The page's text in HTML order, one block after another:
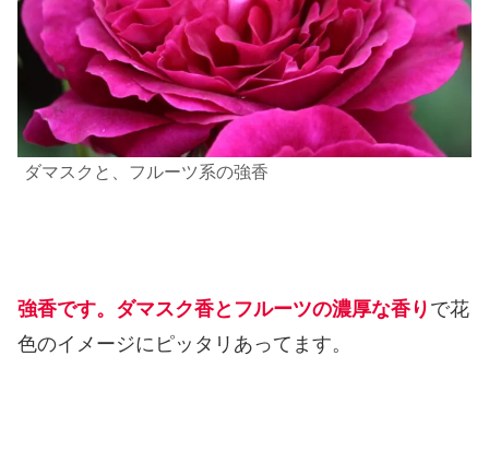
ダマスクと、フルーツ系の強香
強香です。ダマスク香とフルーツの濃厚な香り で花
色のイメージにピッタリあってます。